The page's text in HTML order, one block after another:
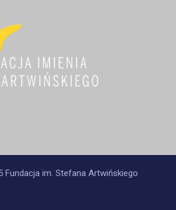
Fundacja im. Stefana Artwińskiego